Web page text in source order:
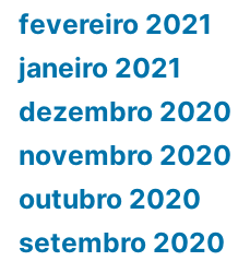
fevereiro 2021
janeiro 2021
dezembro 2020
novembro 2020
outubro 2020
setembro 2020